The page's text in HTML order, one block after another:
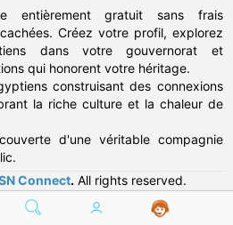
entièrement gratuit sans frais
Créez votre profil, explorez
dans votre gouvernorat et
qui honorent votre héritage.
construisant des connexions
la riche culture et la chaleur de
d'une véritable compagnie
Connect. All rights reserved.